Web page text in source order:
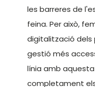
les barreres de
feina. Per això,
digitalització dels
gestió més
línia amb
completament